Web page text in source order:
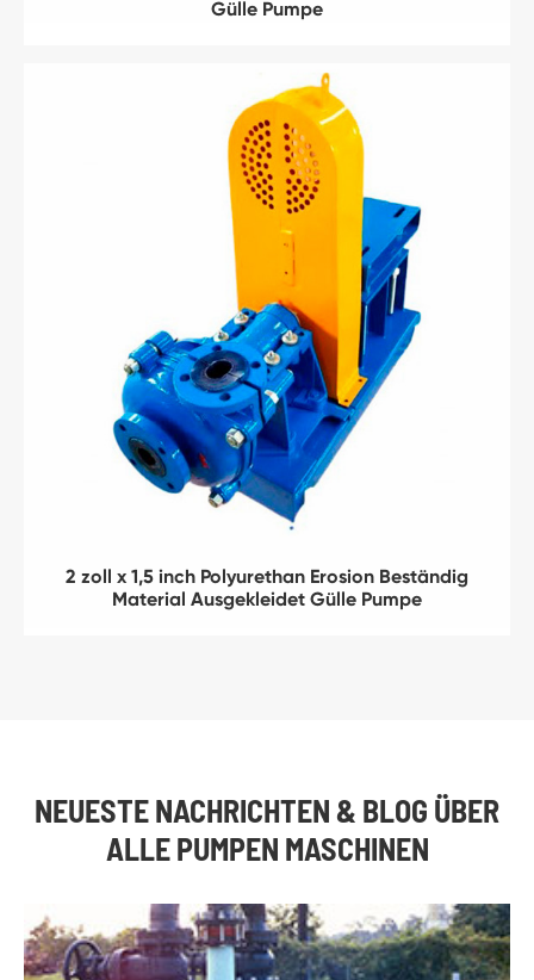
Gülle Pumpe
2 zoll x 1,5 inch Polyurethan Erosion Beständig
Material Ausgekleidet Gülle Pumpe
NEUESTE NACHRICHTEN & BLOG ÜBER
ALLE PUMPEN MASCHINEN